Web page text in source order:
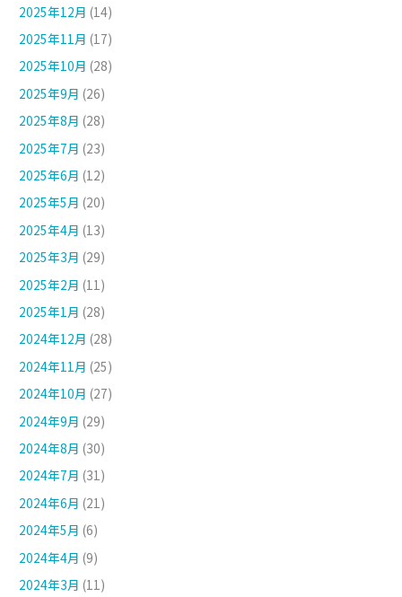
2025年12月 (14)
2025年11月 (17)
2025年10月 (28)
2025年9月 (26)
2025年8月 (28)
2025年7月 (23)
2025年6月 (12)
2025年5月 (20)
2025年4月 (13)
2025年3月 (29)
2025年2月 (11)
2025年1月 (28)
2024年12月 (28)
2024年11月 (25)
2024年10月 (27)
2024年9月 (29)
2024年8月 (30)
2024年7月 (31)
2024年6月 (21)
2024年5月 (6)
2024年4月 (9)
2024年3月 (11)